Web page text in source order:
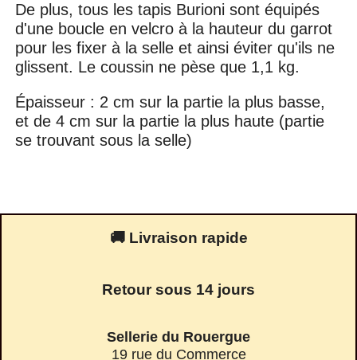
De plus, tous les tapis Burioni sont équipés
d'une boucle en velcro à la hauteur du garrot
pour les fixer à la selle et ainsi éviter qu'ils ne
glissent. Le coussin ne pèse que 1,1 kg.
Épaisseur : 2 cm sur la partie la plus basse,
et de 4 cm sur la partie la plus haute (partie
se trouvant sous la selle)
🚚 Livraison rapide
Retour sous 14 jours
Sellerie du Rouergue
19 rue du Commerce